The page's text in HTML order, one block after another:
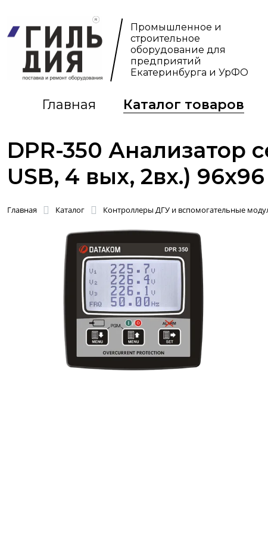
Промышленное и
строительное
оборудование для
предприятий
Екатеринбурга и УрФО
Главная Каталог товаров
DPR-350 Анализатор
USB, 4 вых, 2вх.)
Главная Каталог Контроллеры ДГУ и вспомогательные